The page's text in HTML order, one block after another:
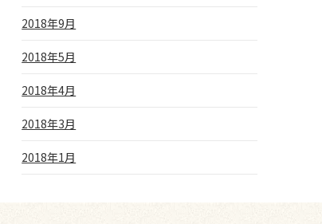
2018年9月
2018年5月
2018年4月
2018年3月
2018年1月